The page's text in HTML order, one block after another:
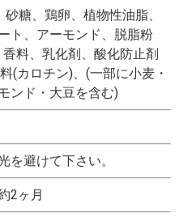
糖、鶏卵、植物性油脂、
ト、アーモンド、脱脂粉
料、乳化剤、酸化防止剤
(カロチン)、(一部に小麦・
ンド・大豆を含む)
を避けて下さい。
2ヶ月